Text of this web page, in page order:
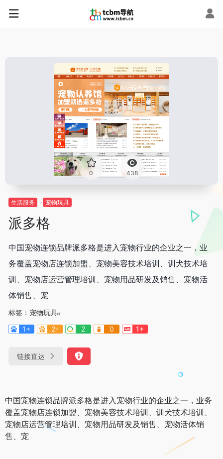
0 438
生活服务 宠物玩具
派多格
中国宠物连锁品牌派多格是进入宠物行业的企业之一，业
务覆盖宠物店连锁加盟、宠物美容技术培训、训犬技术培
训、宠物店运营管理培训、宠物用品研发及销售、宠物活
体销售、宠
标签： 宠物玩具
1+
2- 2 0 1+
链接直达
中国宠物连锁品牌派多格是进入宠物行业的企业之一，业务
覆盖宠物店连锁加盟、宠物美容技术培训、训犬技术培训、
宠物店运营管理培训、宠物用品研发及销售、宠物活体销
售、宠